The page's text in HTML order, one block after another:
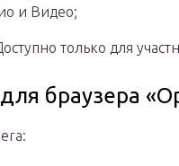
и Видео;
только для
браузера